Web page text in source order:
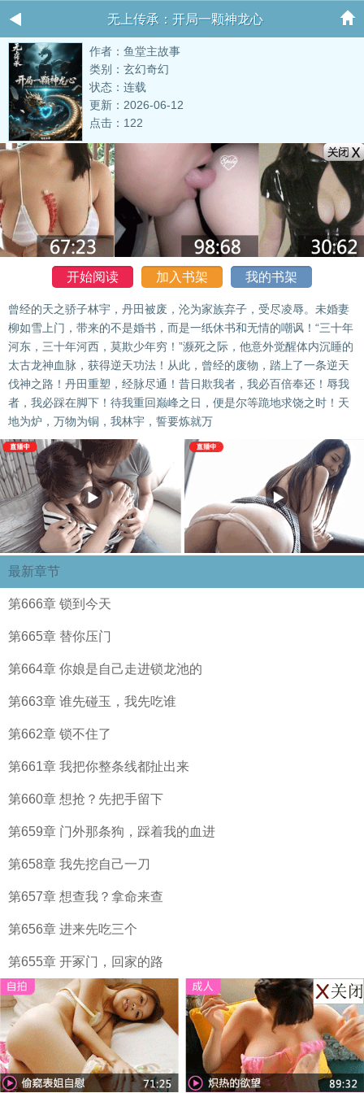
无上传承：开局一颗神龙心
作者：鱼堂主故事
类别：玄幻奇幻
状态：连载
更新：2026-06-12
点击：122
开始阅读 加入书架 我的书架
曾经的天之骄子林宇，丹田被废，沦为家族弃子，受尽凌辱。未婚妻
柳如雪上门，带来的不是婚书，而是一纸休书和无情的嘲讽！“三十年
河东，三十年河西，莫欺少年穷！”濒死之际，他意外觉醒体内沉睡的
太古龙神血脉，获得逆天功法！从此，曾经的废物，踏上了一条逆天
伐神之路！丹田重塑，经脉尽通！昔日欺我者，我必百倍奉还！辱我
者，我必踩在脚下！待我重回巅峰之日，便是尔等跪地求饶之时！天
地为炉，万物为铜，我林宇，誓要炼就万
最新章节
第666章 锁到今天
第665章 替你压门
第664章 你娘是自己走进锁龙池的
第663章 谁先碰玉，我先吃谁
第662章 锁不住了
第661章 我把你整条线都扯出来
第660章 想抢？先把手留下
第659章 门外那条狗，踩着我的血进
第658章 我先挖自己一刀
第657章 想查我？拿命来查
第656章 进来先吃三个
第655章 开冢门，回家的路